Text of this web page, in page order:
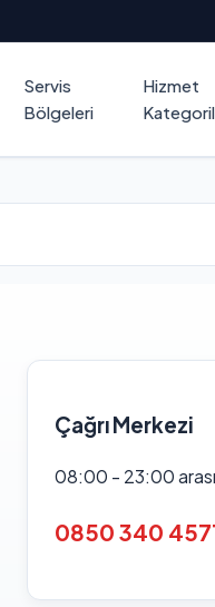
Servis
Bölgeleri
Hizmet
Çağrı Merkezi
08:00 - 23:00
0850 340